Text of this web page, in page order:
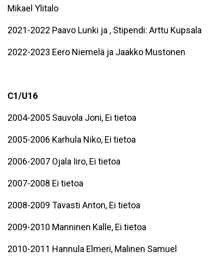
Mikael Ylitalo
2021-2022 Paavo Lunki ja , Stipendi: Arttu Kupsala
2022-2023 Eero Niemelä ja Jaakko Mustonen
C1/U16
2004-2005 Sauvola Joni, Ei tietoa
2005-2006 Karhula Niko, Ei tietoa
2006-2007 Ojala Iiro, Ei tietoa
2007-2008 Ei tietoa
2008-2009 Tavasti Anton, Ei tietoa
2009-2010 Manninen Kalle, Ei tietoa
2010-2011 Hannula Elmeri, Malinen Samuel